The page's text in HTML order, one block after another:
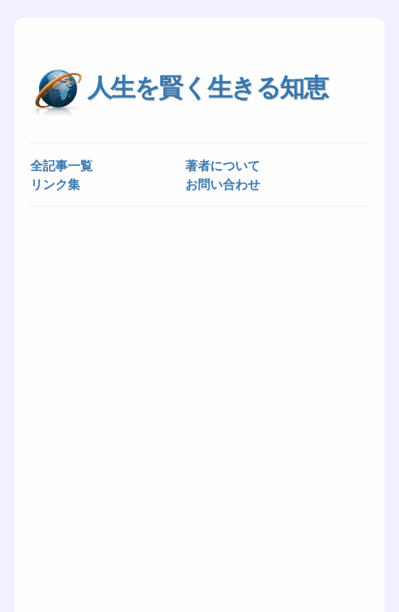
人生を賢く生きる知恵
全記事一覧
著者について
リンク集
お問い合わせ